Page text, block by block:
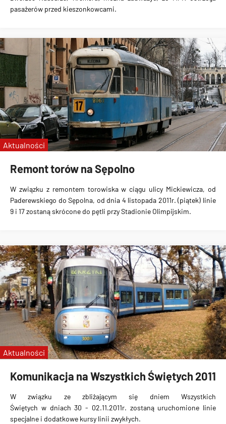
pasażerów przed kieszonkowcami.
Remont torów na Sępolno
W związku z remontem torowiska w ciągu ulicy Mickiewicza, od
Paderewskiego do Sępolna, od dnia 4 listopada 2011r. (piątek) linie
9 i 17 zostaną skrócone do pętli przy Stadionie Olimpijskim.
Aktualności
Komunikacja na Wszystkich Świętych 2011
W związku ze zbliżającym się dniem Wszystkich
Świętych w dniach 30 - 02.11.2011r. zostaną uruchomione linie
specjalne i dodatkowe kursy linii zwykłych.
Aktualności